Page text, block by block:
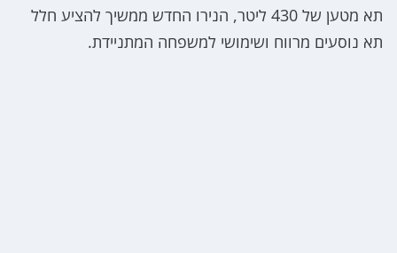
תא מטען של 430 ליטר, הנירו החדש ממשיך להציע חלל
תא נוסעים מרווח ושימושי למשפחה המתניידת.